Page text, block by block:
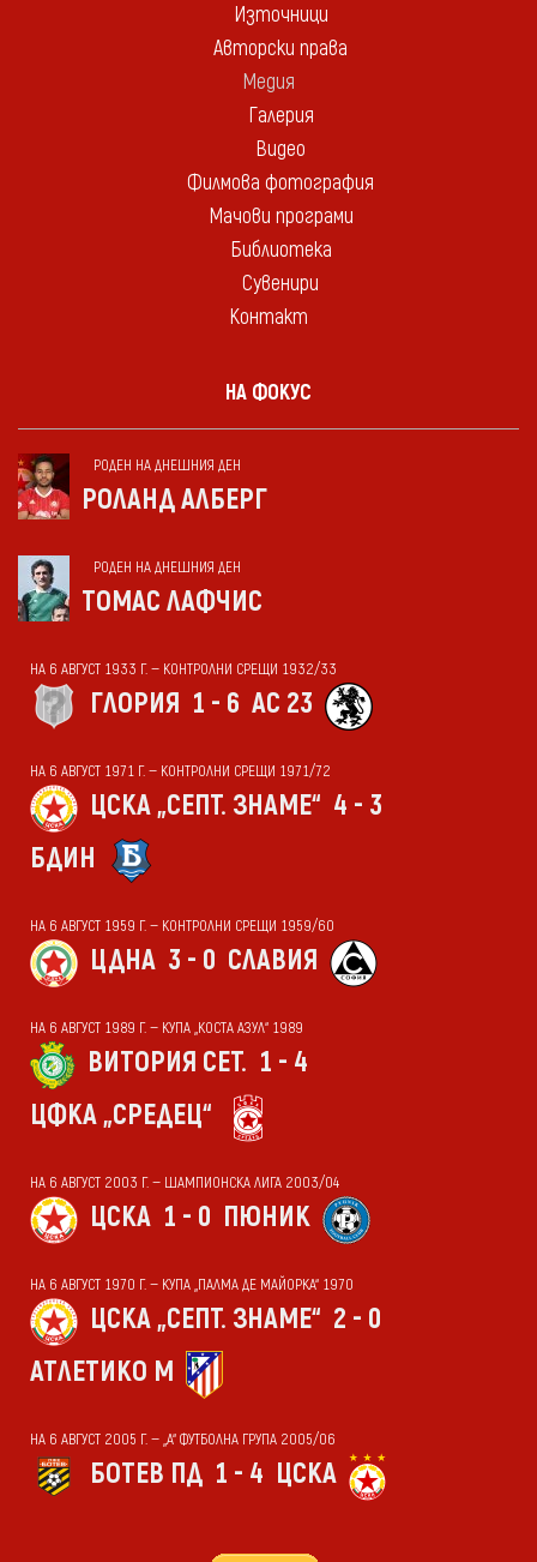
Източници
Авторски права
Медия
Галерия
Видео
Филмова фотография
Мачови програми
Библиотека
Сувенири
Контакт
НА ФОКУС
РОДЕН НА ДНЕШНИЯ ДЕН
РОЛАНД АЛБЕРГ
РОДЕН НА ДНЕШНИЯ ДЕН
ТОМАС ЛАФЧИС
НА 6 АВГУСТ 1933 Г. — КОНТРОЛНИ СРЕЩИ 1932/33
ГЛОРИЯ 1 - 6 АС 23
НА 6 АВГУСТ 1971 Г. — КОНТРОЛНИ СРЕЩИ 1971/72
ЦСКА „СЕПТ. ЗНАМЕ“ 4 - 3
БДИН
НА 6 АВГУСТ 1959 Г. — КОНТРОЛНИ СРЕЩИ 1959/60
ЦДНА 3 - 0 СЛАВИЯ
НА 6 АВГУСТ 1989 Г. — КУПА „КОСТА АЗУЛ“ 1989
ВИТОРИЯ СЕТ. 1 - 4
ЦФКА „СРЕДЕЦ“
НА 6 АВГУСТ 2003 Г. — ШАМПИОНСКА ЛИГА 2003/04
ЦСКА 1 - 0 ПЮНИК
НА 6 АВГУСТ 1970 Г. — КУПА „ПАЛМА ДЕ МАЙОРКА“ 1970
ЦСКА „СЕПТ. ЗНАМЕ“ 2 - 0
АТЛЕТИКО М
НА 6 АВГУСТ 2005 Г. — „А“ ФУТБОЛНА ГРУПА 2005/06
БОТЕВ ПД 1 - 4 ЦСКА